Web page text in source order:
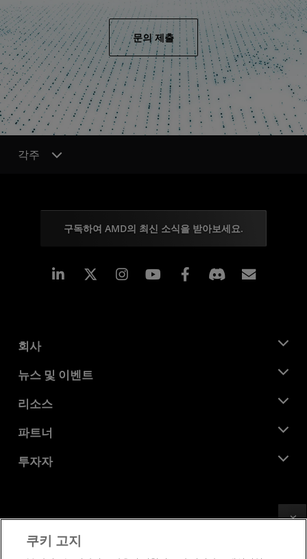
문의 제출
각주
구독하여 AMD의 최신 소식을 받아보세요.
Linkedin Instagram Facebook
회사
AMD 소개
기업의 사회적 책임
채용
문의하기
뉴스 및 이벤트
뉴스룸
미디어 라이브러리
리소스
개발자 센트럴
사례 연구
파트너
AMD 파트너 허브
투자자
이사위원회
거버넌스 문서
쿠키 고지